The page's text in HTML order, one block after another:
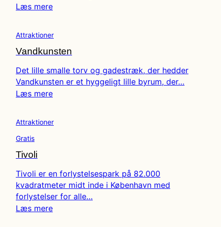
Læs mere
Attraktioner
Vandkunsten
Det lille smalle torv og gadestræk, der hedder
Vandkunsten er et hyggeligt lille byrum, der…
Læs mere
Attraktioner
Gratis
Tivoli
Tivoli er en forlystelsespark på 82.000
kvadratmeter midt inde i København med
forlystelser for alle…
Læs mere